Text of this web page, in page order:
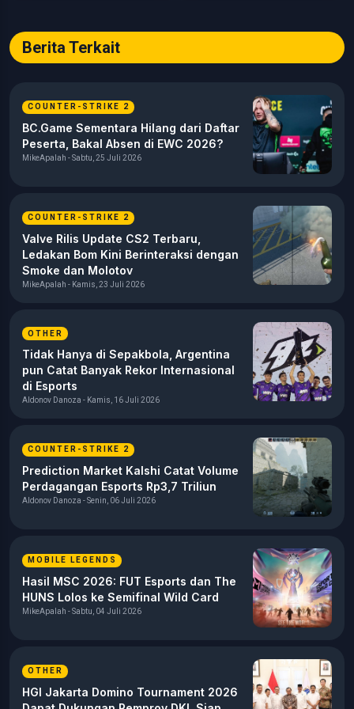
Berita Terkait
COUNTER-STRIKE 2
BC.Game Sementara Hilang dari Daftar
Peserta, Bakal Absen di EWC 2026?
MikeApalah - Sabtu, 25 Juli 2026
COUNTER-STRIKE 2
Valve Rilis Update CS2 Terbaru,
Ledakan Bom Kini Berinteraksi dengan
Smoke dan Molotov
MikeApalah - Kamis, 23 Juli 2026
OTHER
Tidak Hanya di Sepakbola, Argentina
pun Catat Banyak Rekor Internasional
di Esports
Aldonov Danoza - Kamis, 16 Juli 2026
COUNTER-STRIKE 2
Prediction Market Kalshi Catat Volume
Perdagangan Esports Rp3,7 Triliun
Aldonov Danoza - Senin, 06 Juli 2026
MOBILE LEGENDS
Hasil MSC 2026: FUT Esports dan The
HUNS Lolos ke Semifinal Wild Card
MikeApalah - Sabtu, 04 Juli 2026
OTHER
HGI Jakarta Domino Tournament 2026